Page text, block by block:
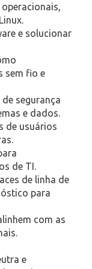
e solucionar
sem fio e
segurança
e dados.
de usuários
de TI.
de linha de
para
com as
e